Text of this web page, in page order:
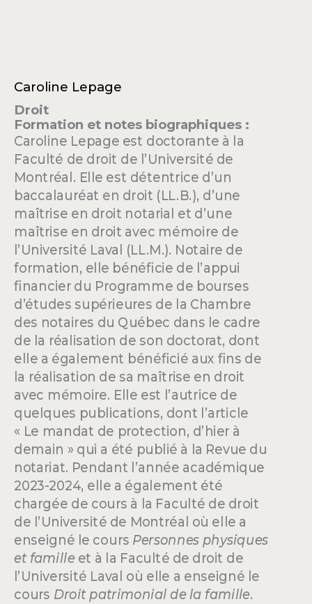
Caroline Lepage
Droit
Formation et notes biographiques :
Caroline Lepage est doctorante à la
Faculté de droit de l’Université de
Montréal. Elle est détentrice d’un
baccalauréat en droit (LL.B.), d’une
maîtrise en droit notarial et d’une
maîtrise en droit avec mémoire de
l’Université Laval (LL.M.). Notaire de
formation, elle bénéficie de l’appui
financier du Programme de bourses
d’études supérieures de la Chambre
des notaires du Québec dans le cadre
de la réalisation de son doctorat, dont
elle a également bénéficié aux fins de
la réalisation de sa maîtrise en droit
avec mémoire. Elle est l’autrice de
quelques publications, dont l’article
« Le mandat de protection, d’hier à
demain » qui a été publié à la Revue du
notariat. Pendant l’année académique
2023-2024, elle a également été
chargée de cours à la Faculté de droit
de l’Université de Montréal où elle a
enseigné le cours Personnes physiques
et familleet à la Faculté de droit de
l’Université Laval où elle a enseigné le
cours Droit patrimonial de la famille.